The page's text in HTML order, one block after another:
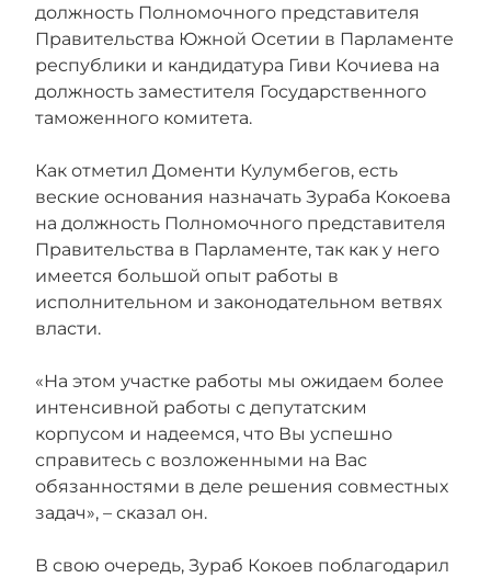
должность Полномочного представителя
Правительства Южной Осетии в Парламенте
республики и кандидатура Гиви Кочиева на
должность заместителя Государственного
таможенного комитета.
Как отметил Доменти Кулумбегов, есть
веские основания назначать Зураба Кокоева
на должность Полномочного представителя
Правительства в Парламенте, так как у него
имеется большой опыт работы в
исполнительном и законодательном ветвях
власти.
«На этом участке работы мы ожидаем более
интенсивной работы с депутатским
корпусом и надеемся, что Вы успешно
справитесь с возложенными на Вас
обязанностями в деле решения совместных
задач», – сказал он.
В свою очередь, Зураб Кокоев поблагодарил